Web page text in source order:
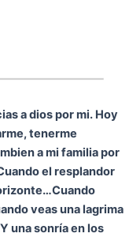
a dios por mi. Hoy
tenerme
a mi familia por
el resplandor
Cuando
veas una lagrima
Y una sonría en los